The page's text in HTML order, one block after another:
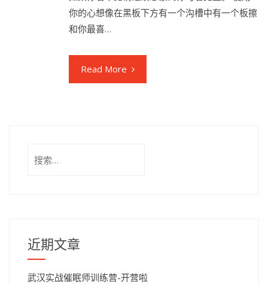
你的心想像在黑板下方有一个沟槽中有一个板擦
和你最喜…
Read More
索：
近期文章
武汉实战催眠师训练营-开营啦